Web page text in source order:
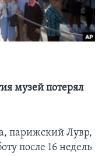
музей потерял
парижский Лувр,
после 16 недель